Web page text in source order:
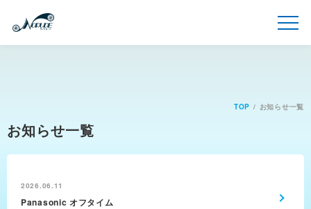
TOP お知らせ一覧
お知らせ一覧
2026.06.11
Panasonic オフタイム